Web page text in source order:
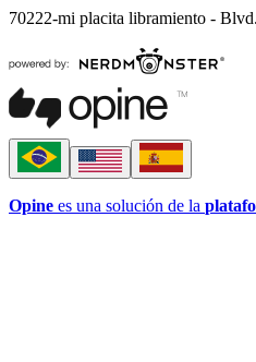
70222-mi placita libramiento -
Opine es una solución de la